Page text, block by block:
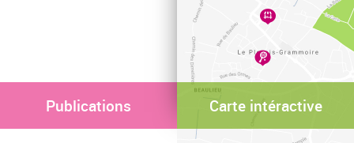
Publications Carte intéractive